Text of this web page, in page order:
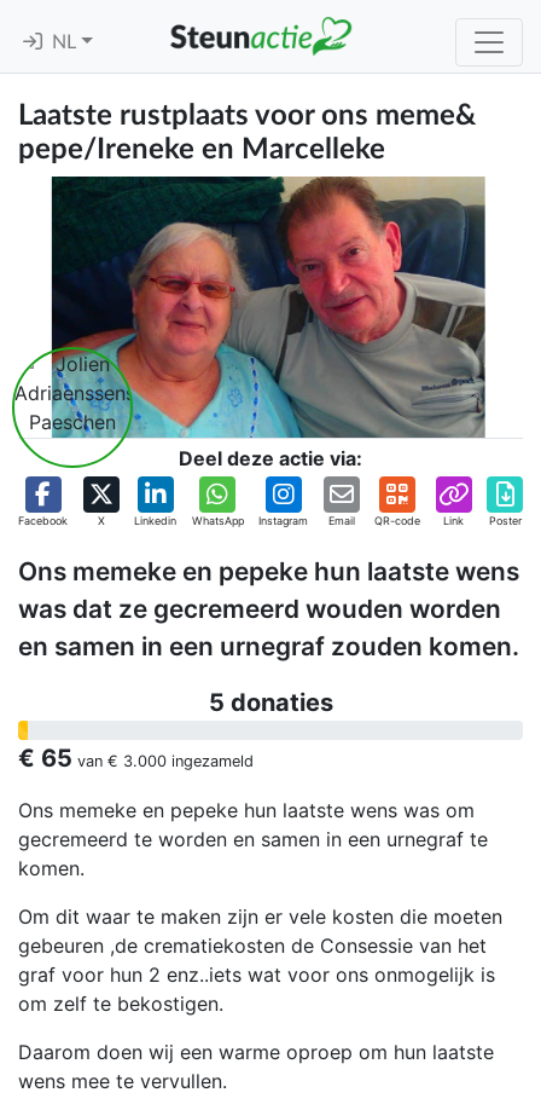
NL
Laatste rustplaats voor ons meme&
pepe/Ireneke en Marcelleke
Deel deze actie via:
Facebook X Linkedin WhatsApp Instagram Email QR-code Link Poster
Ons memeke en pepeke hun laatste wens
was dat ze gecremeerd wouden worden
en samen in een urnegraf zouden komen.
5 donaties
€ 65 van € 3.000 ingezameld
Ons memeke en pepeke hun laatste wens was om
gecremeerd te worden en samen in een urnegraf te
komen.
Om dit waar te maken zijn er vele kosten die moeten
gebeuren ,de crematiekosten de Consessie van het
graf voor hun 2 enz..iets wat voor ons onmogelijk is
om zelf te bekostigen.
Daarom doen wij een warme oproep om hun laatste
wens mee te vervullen.